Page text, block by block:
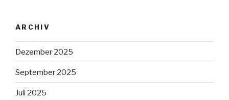
ARCHIV
Dezember 2025
September 2025
Juli 2025